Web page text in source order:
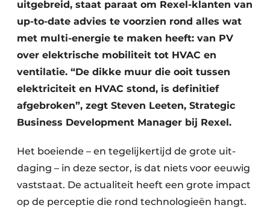
uitgebreid, staat paraat om Rexel-klanten van
up-to-date advies te voorzien rond alles wat
met multi-energie te maken heeft: van PV
over elektrische mobiliteit tot HVAC en
ventilatie. “De dikke muur die ooit tussen
elektriciteit en HVAC stond, is definitief
afgebroken”, zegt Steven Leeten, Strategic
Business Development Manager bij Rexel.
Het boeiende – en tegelijkertijd de grote uit­
daging – in deze sector, is dat niets voor eeuwig
vaststaat. De actualiteit heeft een grote impact
op de perceptie die rond technologieën hangt.